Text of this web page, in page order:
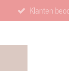
Klanten